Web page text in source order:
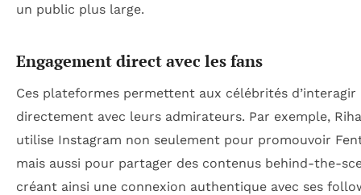
un public plus large.
Engagement direct avec les fans
Ces plateformes permettent aux célébrités d’interagir
directement avec leurs admirateurs. Par exemple,
utilise Instagram non seulement pour promouvoir
mais aussi pour partager des contenus behind-the-
créant ainsi une connexion authentique avec ses